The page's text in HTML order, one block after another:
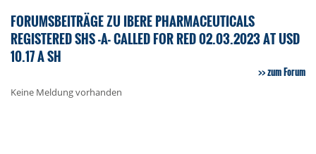
FORUMSBEITRÄGE ZU IBERE PHARMACEUTICALS
REGISTERED SHS -A- CALLED FOR RED 02.03.2023 AT USD
10.17 A SH
zum Forum
Keine Meldung vorhanden